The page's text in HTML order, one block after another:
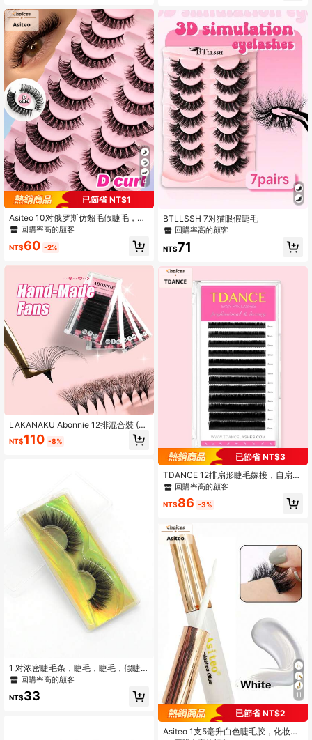
4
已節省 NT$1
Asiteo 10对俄罗斯仿貂毛假睫毛，D
卷蓬松假睫毛，浓密卷翘假睫毛，睫
回購率高的顧客
NT$60 -2%
LAKANAKU Abonnie 12排混合裝 (8-
15) C/D/CC 啞光黑羊絨易開花睫毛接
片，柔軟豐盈睫毛簇，單根假睫毛
NT$110 -8%
1 对浓密睫毛条，睫毛，睫毛，假睫
毛 回購率高的顧客
NT$33
BTLLSSH 7对猫眼假睫毛
回購率高的顧客
NT$71
已節省 NT$3
TDANCE 12排扇形睫毛嫁接，自扇形
睫毛，快速绽放睫毛，0.03/0.05/0.0
睫毛，假睫毛
回購率高的顧客
NT$86 -3%
11
已節省 NT$2
Asiteo 1支5毫升白色睫毛胶，化妆用